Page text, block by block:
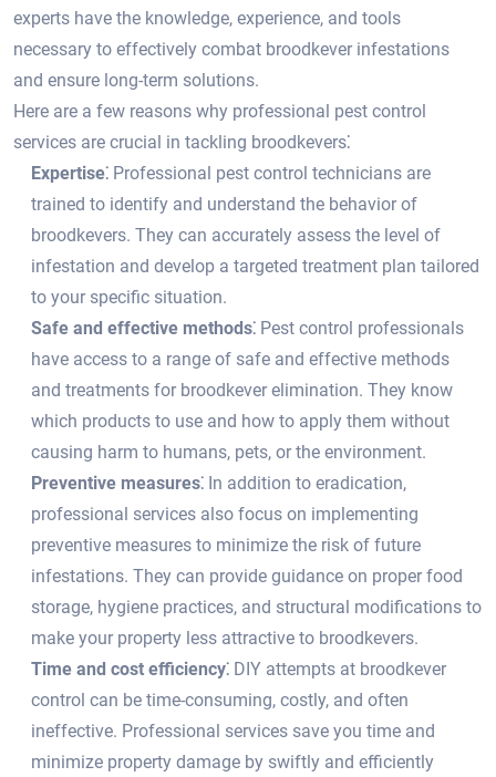
experts have the knowledge, experience, and tools
necessary to effectively combat broodkever infestations
and ensure long-term solutions.​
Here are a few reasons why professional pest control
services are crucial in tackling broodkevers⁚
Expertise⁚ Professional pest control technicians are
trained to identify and understand the behavior of
broodkevers. They can accurately assess the level of
infestation and develop a targeted treatment plan tailored
to your specific situation.​
Safe and effective methods⁚ Pest control professionals
have access to a range of safe and effective methods
and treatments for broodkever elimination.​ They know
which products to use and how to apply them without
causing harm to humans, pets, or the environment.​
Preventive measures⁚ In addition to eradication,
professional services also focus on implementing
preventive measures to minimize the risk of future
infestations.​ They can provide guidance on proper food
storage, hygiene practices, and structural modifications to
make your property less attractive to broodkevers.​
Time and cost efficiency⁚ DIY attempts at broodkever
control can be time-consuming, costly, and often
ineffective.​ Professional services save you time and
minimize property damage by swiftly and efficiently